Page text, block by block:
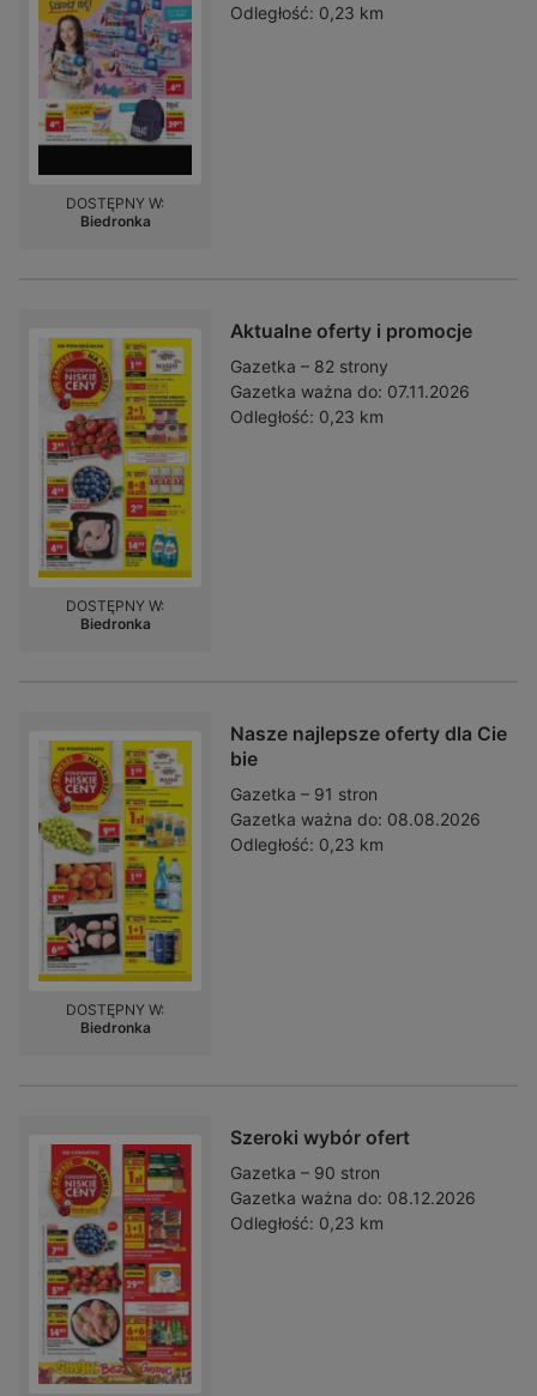
Odległość: 0,23 km
DOSTĘPNY W:
Biedronka
Aktualne oferty i promocje
Gazetka – 82 strony
Gazetka ważna do: 07.11.2026
Odległość: 0,23 km
DOSTĘPNY W:
Biedronka
Nasze najlepsze oferty dla Cie
bie
Gazetka – 91 stron
Gazetka ważna do: 08.08.2026
Odległość: 0,23 km
DOSTĘPNY W:
Biedronka
Szeroki wybór ofert
Gazetka – 90 stron
Gazetka ważna do: 08.12.2026
Odległość: 0,23 km